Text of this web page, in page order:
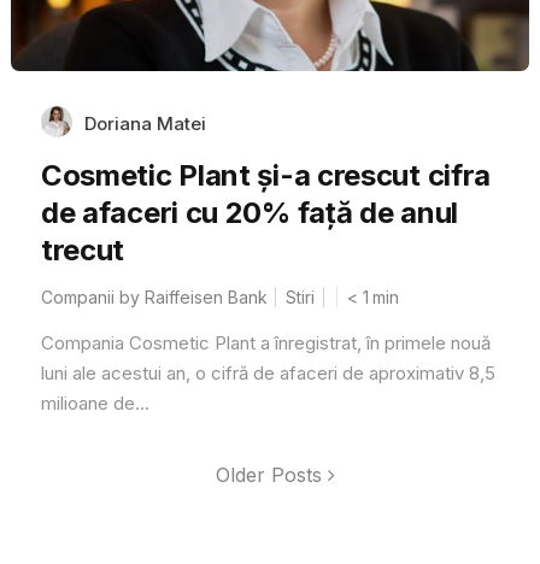
Doriana Matei
Cosmetic Plant și-a crescut cifra
de afaceri cu 20% față de anul
trecut
Companii by Raiffeisen Bank Stiri < 1 min
Compania Cosmetic Plant a înregistrat, în primele nouă
luni ale acestui an, o cifră de afaceri de aproximativ 8,5
milioane de...
Older Posts